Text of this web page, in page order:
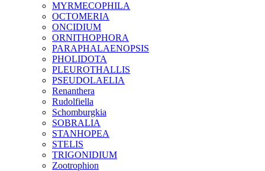
MYRMECOPHILA
OCTOMERIA
ONCIDIUM
ORNITHOPHORA
PARAPHALAENOPSIS
PHOLIDOTA
PLEUROTHALLIS
PSEUDOLAELIA
Renanthera
Rudolfiella
Schomburgkia
SOBRALIA
STANHOPEA
STELIS
TRIGONIDIUM
Zootrophion